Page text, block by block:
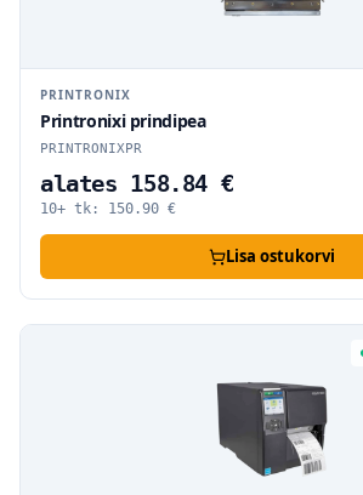
PRINTRONIX
Printronixi prindipea
PRINTRONIXPR
alates 158.84 €
10+ tk: 150.90 €
Lisa ostukorvi